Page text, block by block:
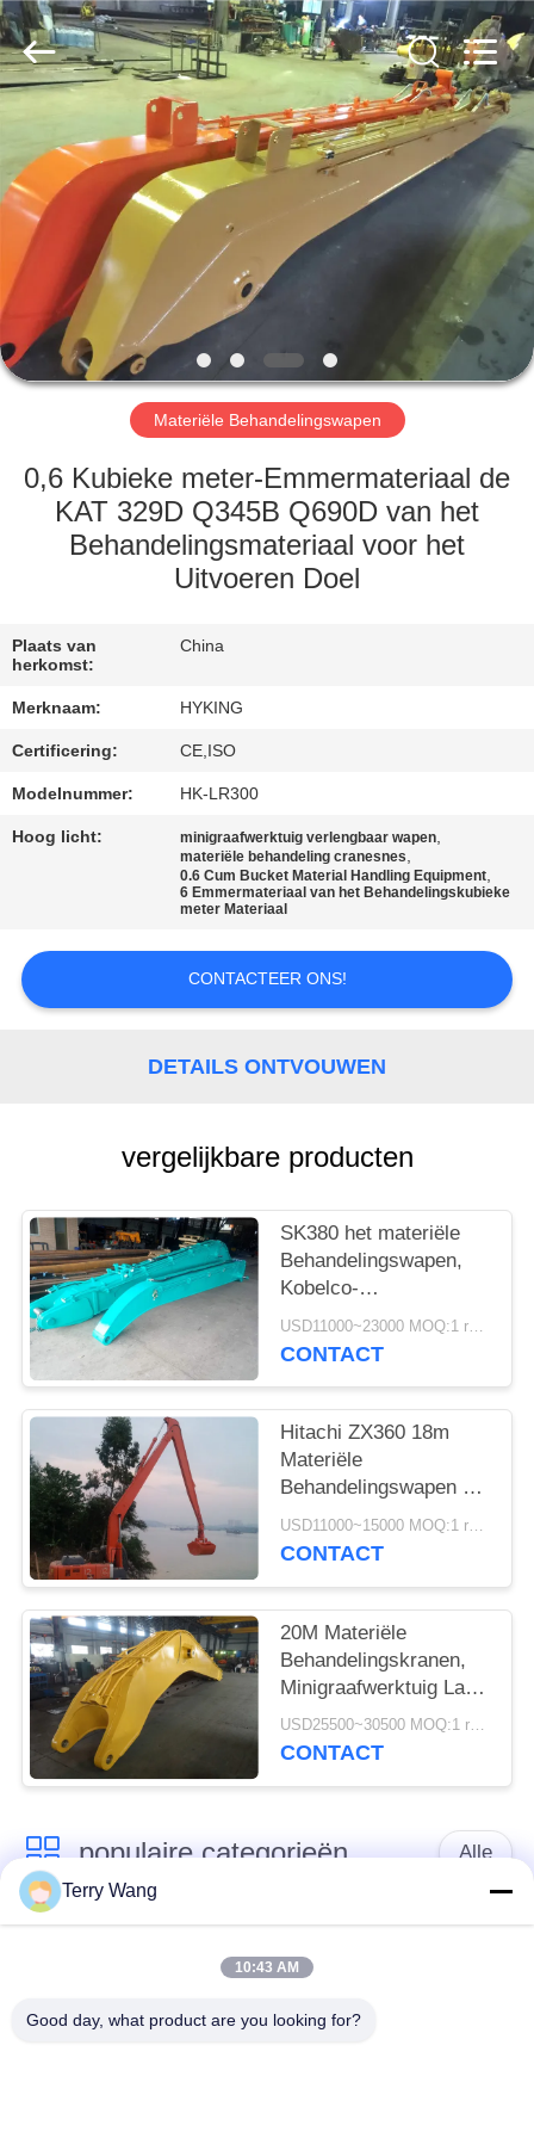
PRODUCTEN
VIDEO'S
ONGEVEER
ONS
FABRIEKSREIS
KWALITEITSCONTROLE
ONS
GEVALLEN
PRIVACY
POLICY
Dongguan
Hyking
Machinery
Co.,
Ltd..
All
Materiële Behandelingswapen
0,6 Kubieke meter-Emmermateriaal de
KAT 329D Q345B Q690D van het
Behandelingsmateriaal voor het
Uitvoeren Doel
Plaats van
herkomst:
China
Merknaam: HYKING
Certificering: CE,ISO
Modelnummer: HK-LR300
Hoog licht: minigraafwerktuig verlengbaar wapen,
materiële behandeling cranesnes,
0.6 Cum Bucket Material Handling Equipment,
6 Emmermateriaal van het Behandelingskubieke
meter Materiaal
CONTACTEER ONS!
DETAILS ONTVOUWEN
vergelijkbare producten
SK380 het materiële
Behandelingswapen,
Kobelco-
Graafwerktuigdelen 16
Meters snakt 3
USD11000~23000 MOQ:1 reeks
CONTACT
Hitachi ZX360 18m
Materiële
Behandelingswapen het
Gebroken Rotsen Op
zwaar werk berekend
USD11000~15000 MOQ:1 reeks
CONTACT
20M Materiële
Behandelingskranen,
Minigraafwerktuig Lang
Wapen KOMATSU
PC850
USD25500~30500 MOQ:1 reeks
CONTACT
populaire categorieën Alle
snak de bomen van
het
Terry Wang
10:43 AM
Good day, what product are you looking for?